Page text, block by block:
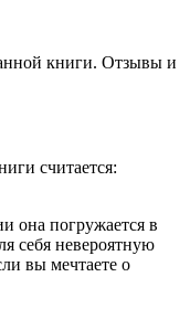
книги. Отзывы и
считается:
она погружается в
себя невероятную
вы мечтаете о